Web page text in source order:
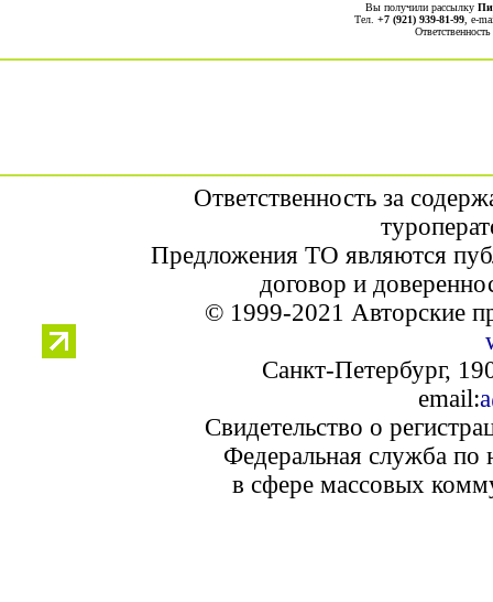
Вы получили рассылку
Тел. +7 (921) 939-81-99 , е-
Ответственность за
Предложения ТО являются
договор и
© 1999-2021 Авторские
Санкт-Петербург,
email:
Свидетельство о
Федеральная служба по
в сфере массовых